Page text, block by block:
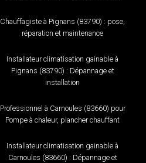
Chauffagiste à Pignans (83790) : pose,
réparation et maintenance
Installateur climatisation gainable à
Pignans (83790) : Dépannage et
installation
Professionnel à Carnoules (83660) pour
Pompe à chaleur, plancher chauffant
Installateur climatisation gainable à
Carnoules (83660) : Dépannage et